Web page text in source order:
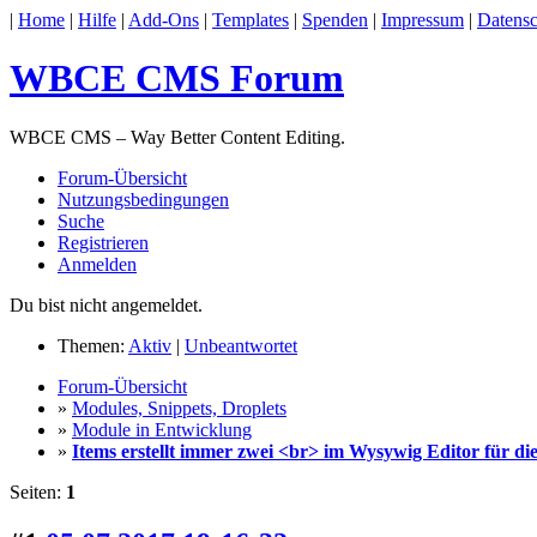
| Home | Hilfe | Add-Ons | Templates | Spenden | Impressum |
WBCE CMS Forum
WBCE CMS – Way Better Content Editing.
Forum-Übersicht
Nutzungsbedingungen
Suche
Registrieren
Anmelden
Du bist nicht angemeldet.
Themen: Aktiv | Unbeantwortet
Forum-Übersicht
» Modules, Snippets, Droplets
» Module in Entwicklung
» Items erstellt immer zwei <br> im Wysywig Editor für
Seiten: 1